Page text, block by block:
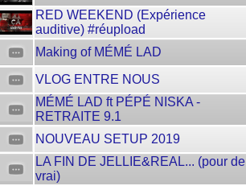
RED WEEKEND (Expérience
auditive) #réupload
Making of MÉMÉ LAD
VLOG ENTRE NOUS
MÉMÉ LAD ft PÉPÉ NISKA -
RETRAITE 9.1
NOUVEAU SETUP 2019
LA FIN DE JELLIE&REAL... (pour de
vrai)